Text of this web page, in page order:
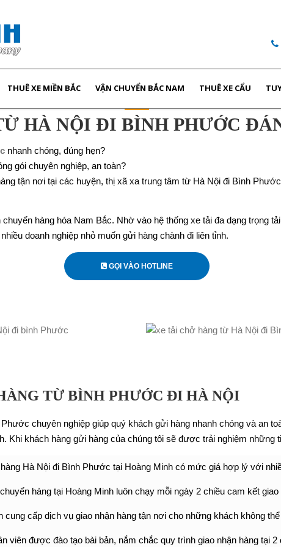
THUÊ XE MIỀN BẮC VẬN CHUYỂN BẮC NAM THUÊ XE CẨU
HÀ NỘI ĐI BÌNH PHƯỚC
nhanh chóng, đúng hẹn?
gói chuyên nghiệp, an toàn?
tận nơi tại các huyện, thị xã xa trung tâm từ Hà Nội đi Bình
hàng hóa Nam Bắc. Nhờ vào hệ thống xe tải đa dạng trọng
doanh nghiệp nhỏ muốn gửi hàng chành đi liên tỉnh.
GỌI VÀO HOTLINE
TỪ BÌNH PHƯỚC ĐI HÀ NỘI
chuyên nghiệp giúp quý khách gửi hàng nhanh chóng và an
Khi khách hàng gửi hàng của chúng tôi sẽ được trải nghiệm những
Hà Nội đi Bình Phước tại Hoàng Minh có mức giá hợp lý với
hàng tại Hoàng Minh luôn chạy mỗi ngày 2 chiều cam kết
cung cấp dịch vụ giao nhận hàng tận nơi cho những khách không
viên được đào tạo bài bản, nắm chắc quy trình giao nhận hàng tại 2